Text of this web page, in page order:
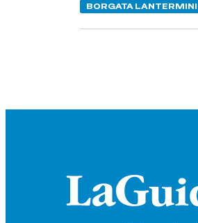
BORGATA LANTERMINI